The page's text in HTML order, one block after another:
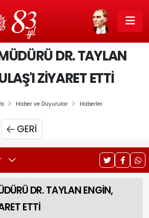
DR. TAYLAN
ZİYARET ETTİ
Haber ve Duyurular Haberler
GERI
DR. TAYLAN ENGİN,
ETTİ